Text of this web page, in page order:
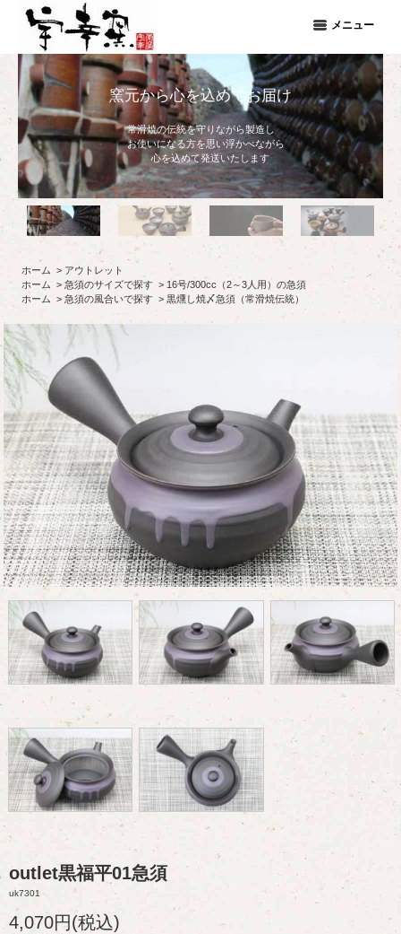
メニュー
窯元から心を込めてお届け
常滑焼の伝統を守りながら製造し
お使いになる方を思い浮かべながら
心を込めて発送いたします
ホーム > アウトレット
ホーム >急須のサイズで探す > 16号/300cc（2～3人用）の急須
ホーム >急須の風合いで探す >黒燻し焼〆急須（常滑焼伝統）
outlet黒福平01急須
uk7301
4,070円(税込)